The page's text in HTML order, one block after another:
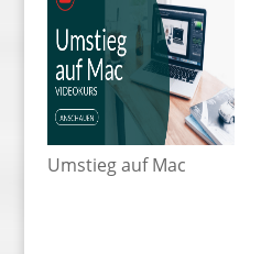
Umstieg auf Mac